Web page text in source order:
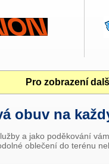
Pro zobrazení
obuv na
a jako poděkování
oblečení do terénu